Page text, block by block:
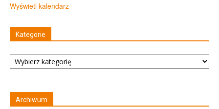
Wyświetl kalendarz
Kategorie
Kategorie
Archiwum